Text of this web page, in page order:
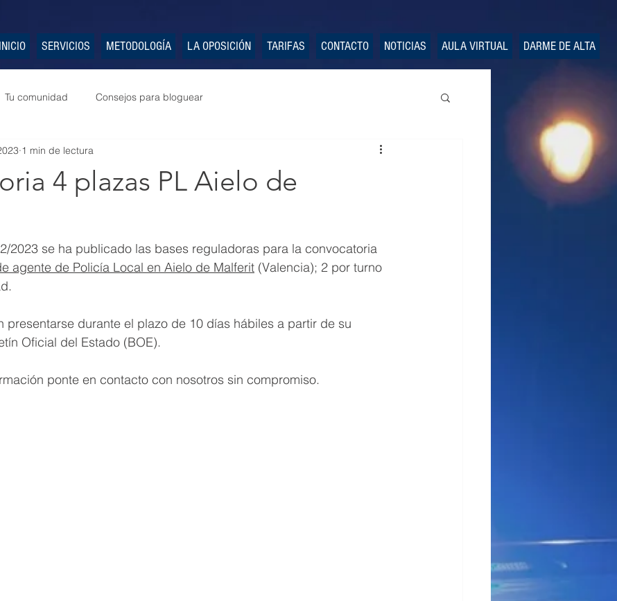
INICIO SERVICIOS METODOLOGÍA LA OPOSICIÓN TARIFAS CONTACTO NOTICIAS AULA VIRTUAL DARME DE ALTA
Tu comunidad Consejos para bloguear
4 plazas PL Aielo de
1 min de lectura
2023 se ha publicado las bases reguladoras para la convocatoria
agente de Policía Local en Aielo de Malferit (Valencia); 2 por turno
presentarse durante el plazo de 10 días hábiles a partir de su
Oficial del Estado (BOE).
ponte en contacto con nosotros sin compromiso.